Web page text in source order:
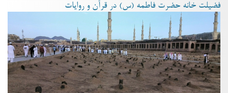
فضیلت خانه حضرت فاطمه (س) در قرآن و روایات